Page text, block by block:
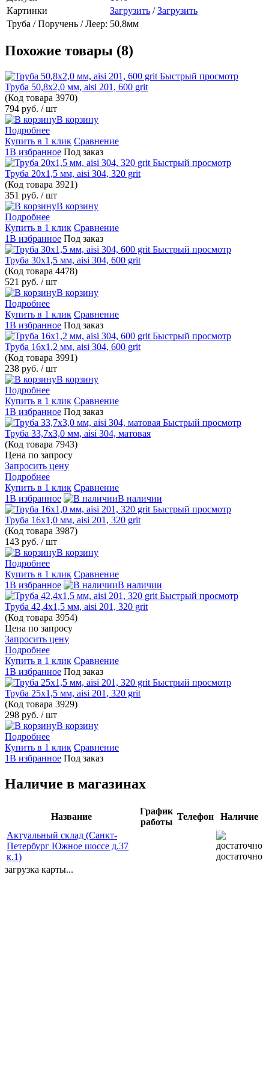
Картинки
Загрузить /Загрузить
Труба / Поручень / Леер: 50,8мм
Похожие товары (8)
Быстрый просмотр
Труба 50,8х2,0 мм, aisi 201, 600 grit
(Код товара 3970)
794 руб. / шт
В корзину
Подробнее
Купить в 1 клик Сравнение
1В избранное Под заказ
Быстрый просмотр
Труба 20х1,5 мм, aisi 304, 320 grit
(Код товара 3921)
351 руб. / шт
В корзину
Подробнее
Купить в 1 клик Сравнение
1В избранное Под заказ
Быстрый просмотр
Труба 30х1,5 мм, aisi 304, 600 grit
(Код товара 4478)
521 руб. / шт
В корзину
Подробнее
Купить в 1 клик Сравнение
1В избранное Под заказ
Быстрый просмотр
Труба 16х1,2 мм, aisi 304, 600 grit
(Код товара 3991)
238 руб. / шт
В корзину
Подробнее
Купить в 1 клик Сравнение
1В избранное Под заказ
Быстрый просмотр
Труба 33,7х3,0 мм, aisi 304, матовая
(Код товара 7943)
Цена по запросу
Запросить цену
Подробнее
Купить в 1 клик Сравнение
1В избранное
В наличии
Быстрый просмотр
Труба 16х1,0 мм, aisi 201, 320 grit
(Код товара 3987)
143 руб. / шт
В корзину
Подробнее
Купить в 1 клик Сравнение
1В избранное
В наличии
Быстрый просмотр
Труба 42,4х1,5 мм, aisi 201, 320 grit
(Код товара 3954)
Цена по запросу
Запросить цену
Подробнее
Купить в 1 клик Сравнение
1В избранное Под заказ
Быстрый просмотр
Труба 25х1,5 мм, aisi 201, 320 grit
(Код товара 3929)
298 руб. / шт
В корзину
Подробнее
Купить в 1 клик Сравнение
1В избранное Под заказ
Наличие в магазинах
Название
График
работы
Телефон
Наличие
Актуальный склад (Санкт-
Петербург Южное шоссе д.37
к.1)
достаточно
загрузка карты...